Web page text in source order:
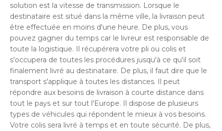
solution est la vitesse de transmission. Lorsque le
destinataire est situé dans la même ville, la livraison peut
être effectuée en moins d'une heure. De plus, vous
pouvez gagner du temps car le livreur est responsable de
toute la logistique. Il récupérera votre pli ou colis et
s'occupera de toutes les procédures jusqu'à ce qu'il soit
finalement livré au destinataire. De plus, il faut dire que le
transport s'applique à toutes les distances. Il peut
répondre aux besoins de livraison à courte distance dans
tout le pays et sur tout l'Europe. Il dispose de plusieurs
types de véhicules qui répondent le mieux à vos besoins.
Votre colis sera livré à temps et en toute sécurité. De plus,